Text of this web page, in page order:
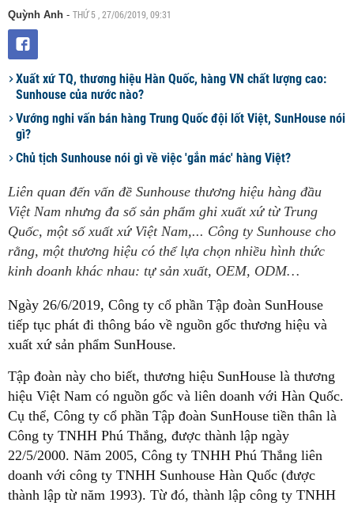
Quỳnh Anh - THỨ 5 , 27/06/2019, 09:31
Xuất xứ TQ, thương hiệu Hàn Quốc, hàng VN chất lượng cao:
Sunhouse của nước nào?
Vướng nghi vấn bán hàng Trung Quốc đội lốt Việt, SunHouse nói
gì?
Chủ tịch Sunhouse nói gì về việc 'gắn mác' hàng Việt?
Liên quan đến vấn đề Sunhouse thương hiệu hàng đầu
Việt Nam nhưng đa số sản phẩm ghi xuất xứ từ Trung
Quốc, một số xuất xứ Việt Nam,... Công ty Sunhouse cho
rằng, một thương hiệu có thể lựa chọn nhiều hình thức
kinh doanh khác nhau: tự sản xuất, OEM, ODM…
Ngày 26/6/2019, Công ty cổ phần Tập đoàn SunHouse
tiếp tục phát đi thông báo về nguồn gốc thương hiệu và
xuất xứ sản phẩm SunHouse.
Tập đoàn này cho biết, thương hiệu SunHouse là thương
hiệu Việt Nam có nguồn gốc và liên doanh với Hàn Quốc.
Cụ thể, Công ty cổ phần Tập đoàn SunHouse tiền thân là
Công ty TNHH Phú Thắng, được thành lập ngày
22/5/2000. Năm 2005, Công ty TNHH Phú Thắng liên
doanh với công ty TNHH Sunhouse Hàn Quốc (được
thành lập từ năm 1993). Từ đó, thành lập công ty TNHH